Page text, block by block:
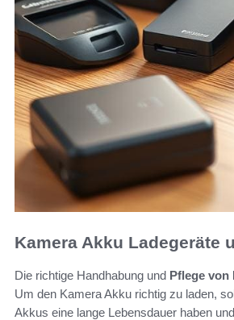
Kamera Akku Ladegeräte
Die richtige Handhabung und Pflege von
Um den Kamera Akku richtig zu laden,
Akkus eine lange Lebensdauer haben